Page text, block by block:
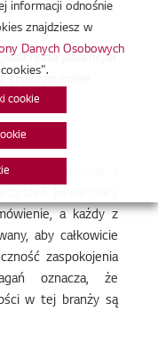
potencjał
stwarza nowe
w przemyśle i
a każdy z
aby całkowicie
zaspokojenia
oznacza, że
w tej branży są
informacji odnośnie
znajdziesz w
Danych Osobowych
cookie